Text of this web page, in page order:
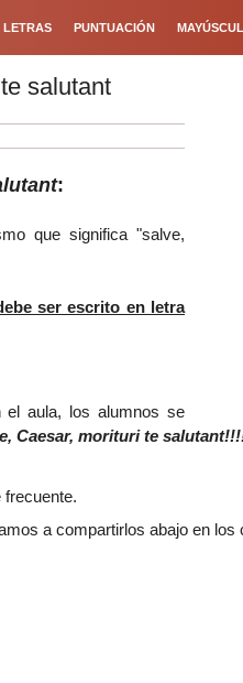
LETRAS PUNTUACIÓN
salutant
:
que significa "salve,
ser escrito en letra
el aula, los alumnos se
Caesar, morituri te
frecuente.
a compartirlos abajo en los